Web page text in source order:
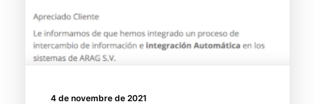
4 de novembre de 2021